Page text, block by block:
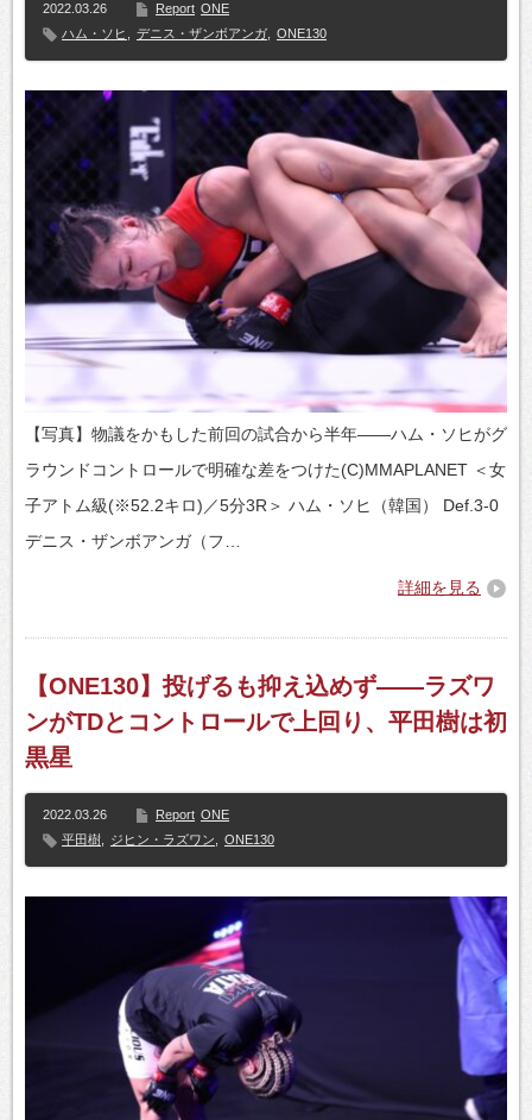
2022.03.26 Report ONE
ハム・ソヒ
デニス・ザンボアンガ ONE130
【写真】物議をかもした前回の試合から半年――ハム・ソヒがグ
ラウンドコントロールで明確な差をつけた(C)MMAPLANET ＜女
子アトム級(※52.2キロ)／5分3R＞ ハム・ソヒ（韓国） Def.3-0
デニス・ザンボアンガ（フ…
詳細を見る
【ONE130】投げるも抑え込めず――ラズワ
ンがTDとコントロールで上回り、平田樹は初
黒星
2022.03.26 Report ONE
平田樹
ジヒン・ラズワン ONE130